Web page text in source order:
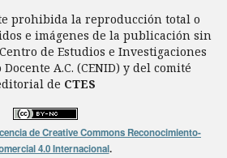
prohibida la reproducción total o
e imágenes de la publicación sin
de Estudios e Investigaciones
A.C. (CENID) y del comité
de CTES
de Creative Commons Reconocimiento-
4.0 Internacional.